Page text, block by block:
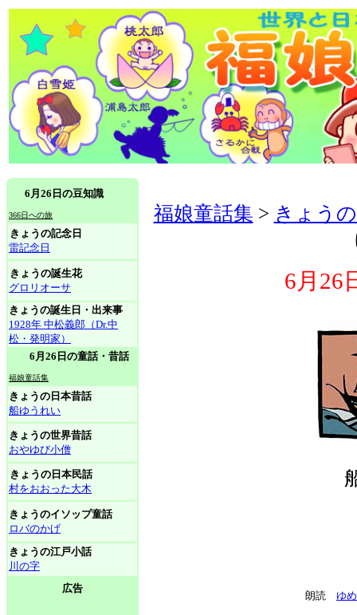
6月26日の豆知識
366日への旅
きょうの記念日
雷記念日
きょうの誕生花
グロリオーサ
きょうの誕生日・出来事
1928年 中松義郎（Dr.中
松・発明家）
6月26日の童話・昔話
福娘童話集
きょうの日本昔話
船ゆうれい
きょうの世界昔話
おやゆび小僧
きょうの日本民話
村をおおった大木
きょうのイソップ童話
ロバのかげ
きょうの江戸小話
川の字
広告
福娘童話集 > きょう
6月26
朗読 ゆ